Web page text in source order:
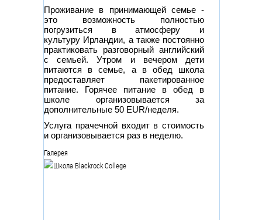
Проживание в принимающей семье -
это возможность полностью
погрузиться в атмосферу и
культуру Ирландии, а также постоянно
практиковать разговорный английский
с семьей. Утром и вечером дети
питаются в семье, а в обед школа
предоставляет пакетированное
питание. Горячее питание в обед в
школе организовывается за
дополнительные 50 EUR/неделя.
Услуга прачечной входит в стоимость
и организовывается раз в неделю.
Галерея